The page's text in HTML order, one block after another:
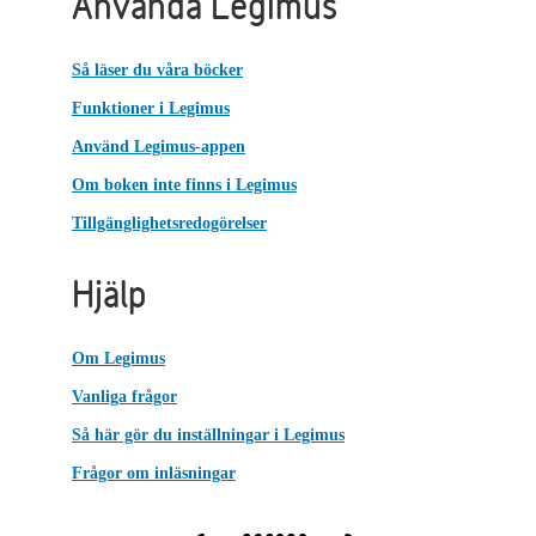
Så läser du våra böcker
Funktioner i Legimus
Använd Legimus-appen
Om boken inte finns i Legimus
Tillgänglighetsredogörelser
Hjälp
Om Legimus
Vanliga frågor
Så här gör du inställningar i Legimus
Frågor om inläsningar